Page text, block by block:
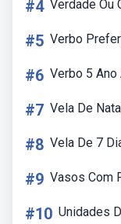
#4 Verdade Ou
#5 Verbo
#6 Verbo 5
#7 Vela De
#8 Vela De 7
#9 Vasos Com
#10 Unidades